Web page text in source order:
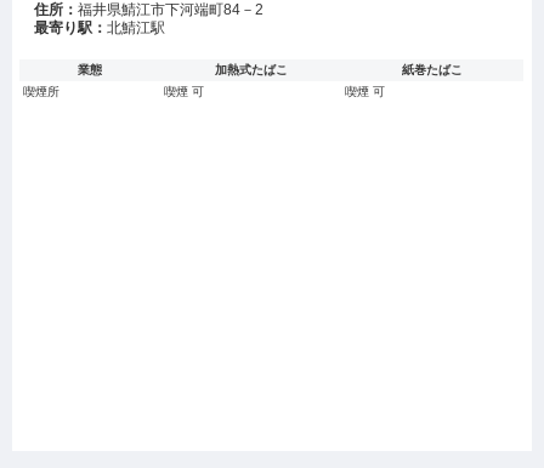
住所：福井県鯖江市下河端町84－2
最寄り駅：北鯖江駅
業態 加熱式たばこ
紙巻たばこ
喫煙所
喫煙 可 喫煙 可